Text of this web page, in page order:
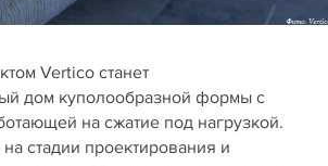
Vertico станет
дом куполообразной формы с
на сжатие под нагрузкой.
стадии проектирования и